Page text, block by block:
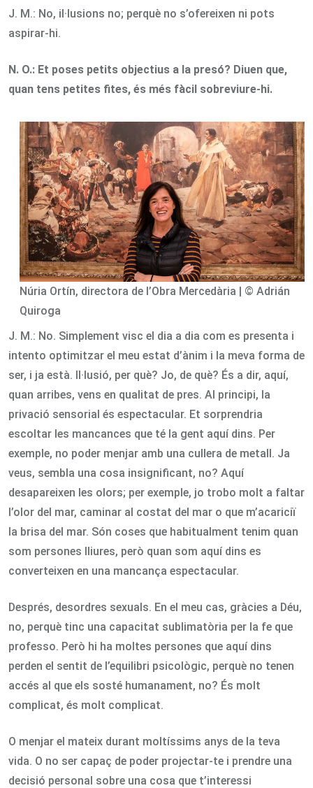
J. M.: No, il·lusions no; perquè no s’ofereixen ni pots
aspirar-hi.
N. O.: Et poses petits objectius a la presó? Diuen que,
quan tens petites fites, és més fàcil sobreviure-hi.
Núria Ortín, directora de l’Obra Mercedària | © Adrián
Quiroga
J. M.: No. Simplement visc el dia a dia com es presenta i
intento optimitzar el meu estat d’ànim i la meva forma de
ser, i ja està. Il·lusió, per què? Jo, de què? És a dir, aquí,
quan arribes, vens en qualitat de pres. Al principi, la
privació sensorial és espectacular. Et sorprendria
escoltar les mancances que té la gent aquí dins. Per
exemple, no poder menjar amb una cullera de metall. Ja
veus, sembla una cosa insignificant, no? Aquí
desapareixen les olors; per exemple, jo trobo molt a faltar
l’olor del mar, caminar al costat del mar o que m’acariciï
la brisa del mar. Són coses que habitualment tenim quan
som persones lliures, però quan som aquí dins es
converteixen en una mancança espectacular.
Després, desordres sexuals. En el meu cas, gràcies a Déu,
no, perquè tinc una capacitat sublimatòria per la fe que
professo. Però hi ha moltes persones que aquí dins
perden el sentit de l’equilibri psicològic, perquè no tenen
accés al que els sosté humanament, no? És molt
complicat, és molt complicat.
O menjar el mateix durant moltíssims anys de la teva
vida. O no ser capaç de poder projectar-te i prendre una
decisió personal sobre una cosa que t’interessi